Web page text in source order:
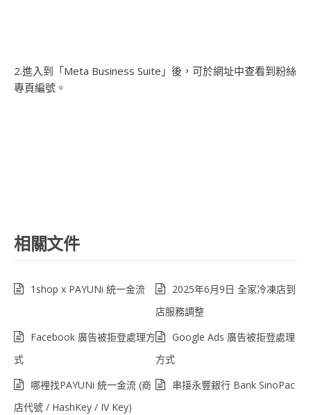
2.進入到「Meta Business Suite」後，可於網址中查看到粉絲
專頁編號。
相關文件
1shop x PAYUNi 統一金流
2025年6月9日 全家冷凍店到
店服務調整
Facebook 廣告被拒登處理方
式
Google Ads 廣告被拒登處理
方式
哪裡找PAYUNi 統一金流 (商
店代號 / HashKey / IV Key)
串接永豐銀行 Bank SinoPac